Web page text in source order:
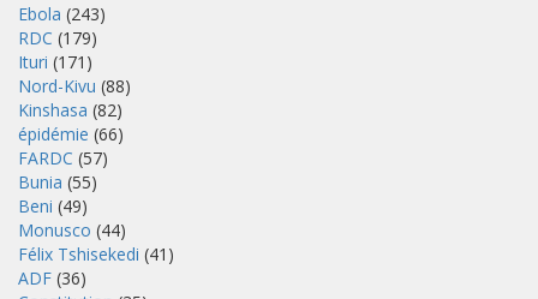
Ebola (243)
RDC (179)
Ituri (171)
Nord-Kivu (88)
Kinshasa (82)
épidémie (66)
FARDC (57)
Bunia (55)
Beni (49)
Monusco (44)
Félix Tshisekedi (41)
ADF (36)